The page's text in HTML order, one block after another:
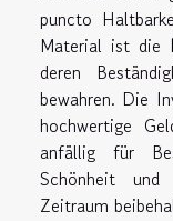
puncto
Material ist die
deren
bewahren. Die
hochwertige
anfällig für
Schönheit
Zeitraum